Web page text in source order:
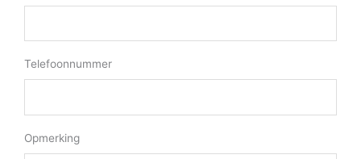
Telefoonnummer
Opmerking